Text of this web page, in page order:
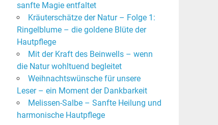
sanfte Magie entfaltet
Kräuterschätze der Natur – Folge 1:
Ringelblume – die goldene Blüte der
Hautpflege
Mit der Kraft des Beinwells – wenn
die Natur wohltuend begleitet
Weihnachtswünsche für unsere
Leser – ein Moment der Dankbarkeit
Melissen-Salbe – Sanfte Heilung und
harmonische Hautpflege